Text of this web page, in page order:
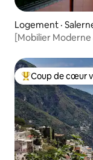
Logement ·
[Mobilier Moderne
Coup de cœur
Coup de cœur